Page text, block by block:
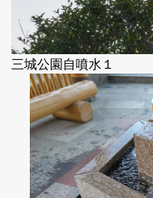
三城公園自噴水１